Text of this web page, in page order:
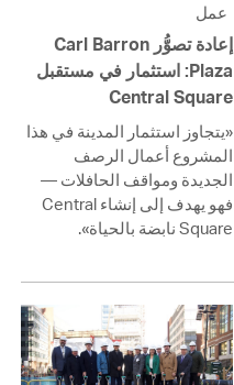
عمل
إعادة تصوُّر Carl Barron
Plaza: استثمار في مستقبل
Central Square
«يتجاوز استثمار المدينة في هذا
المشروع أعمال الرصف
الجديدة ومواقف الحافلات —
فهو يهدف إلى إنشاء Central
Square نابضة بالحياة».